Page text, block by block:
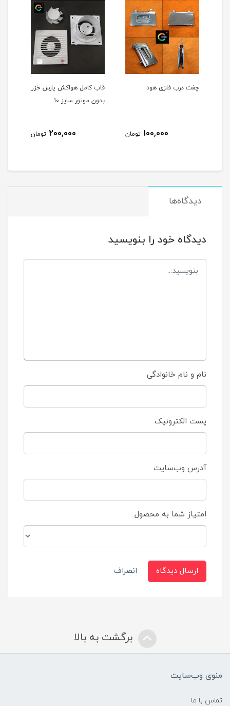
چفت درب فلزی هود
100,000 تومان
قاب کامل هواکش پارس خزر
بدون موتور سایز 10
200,000 تومان
دیدگاه‌ها
دیدگاه خود را بنویسید
نام و نام خانوادگی
پست الکترونیک
آدرس وب‌سایت
امتیاز شما به محصول
ارسال دیدگاه انصراف
برگشت به بالا
منوی وب‌سایت
تماس با ما